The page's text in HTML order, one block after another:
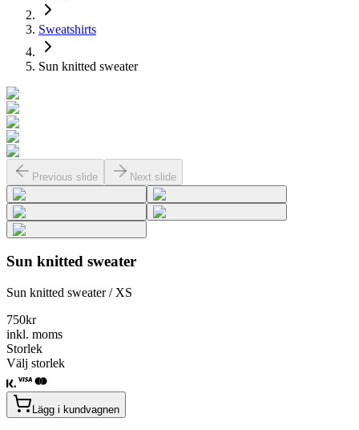
Sweatshirts
Sun knitted sweater
Previous slide Next slide
Sun knitted sweater
Sun knitted sweater / XS
750kr
inkl. moms
Storlek
Välj storlek
Lägg i kundvagnen